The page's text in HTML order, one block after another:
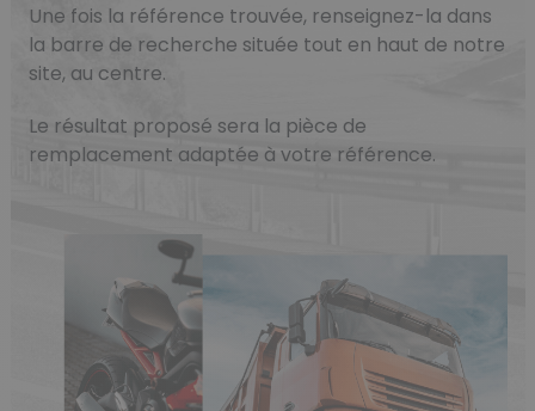
Une fois la référence trouvée, renseignez-la dans
la barre de recherche située tout en haut de notre
site, au centre.
Le résultat proposé sera la pièce de
remplacement adaptée à votre référence.